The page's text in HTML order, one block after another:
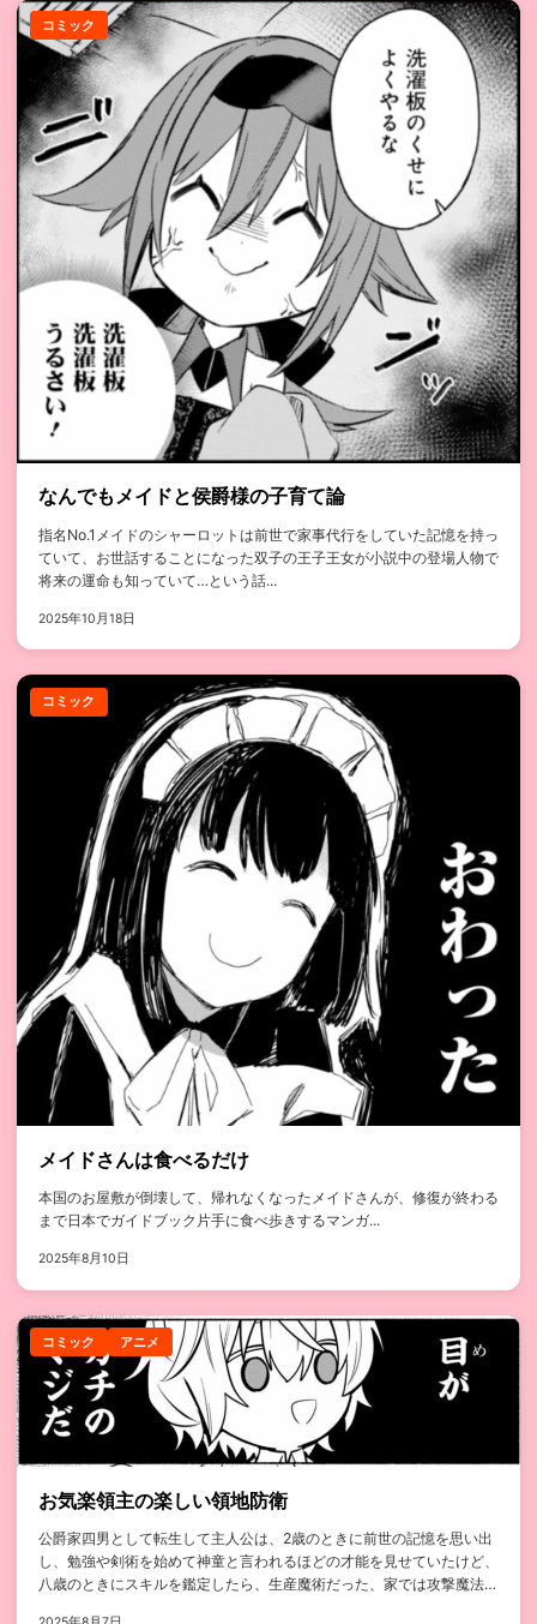
コミック
なんでもメイドと侯爵様の子育て論
指名No.1メイドのシャーロットは前世で家事代行をしていた記憶を持っ
ていて、お世話することになった双子の王子王女が小説中の登場人物で
将来の運命も知っていて…という話...
2025年10月18日
コミック
メイドさんは食べるだけ
本国のお屋敷が倒壊して、帰れなくなったメイドさんが、修復が終わる
まで日本でガイドブック片手に食べ歩きするマンガ...
2025年8月10日
コミック アニメ
お気楽領主の楽しい領地防衛
公爵家四男として転生して主人公は、2歳のときに前世の記憶を思い出
し、勉強や剣術を始めて神童と言われるほどの才能を見せていたけど、
八歳のときにスキルを鑑定したら、生産魔術だった、家では攻撃魔法こ